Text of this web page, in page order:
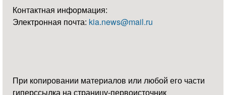
Контактная информация:
Электронная почта: kia.news@mail.ru
При копировании материалов или любой его части
гиперссылка на страницу-первоисточник